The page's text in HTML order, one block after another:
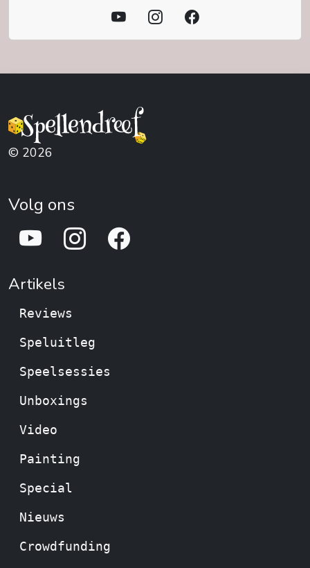
© 2026
Volg ons
Artikels
Reviews
Speluitleg
Speelsessies
Unboxings
Video
Painting
Special
Nieuws
Crowdfunding